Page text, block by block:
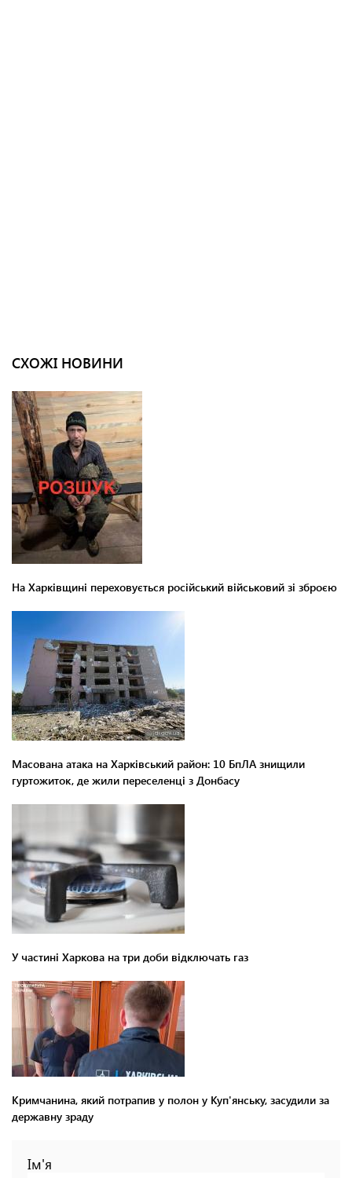
СХОЖІ НОВИНИ
На Харківщині переховується російський військовий зі зброєю
Масована атака на Харківський район: 10 БпЛА знищили
гуртожиток, де жили переселенці з Донбасу
У частині Харкова на три доби відключать газ
Кримчанина, який потрапив у полон у Куп'янську, засудили за
державну зраду
Ім'я